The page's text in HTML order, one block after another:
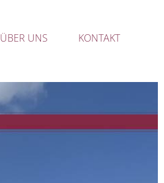
ÜBER UNS KONTAKT